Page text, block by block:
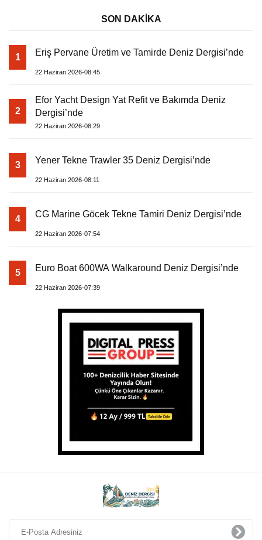
SON DAKİKA
1 Eriş Pervane Üretim ve Tamirde Deniz Dergisi’nde
22 Haziran 2026-08:45
2
Efor Yacht Design Yat Refit ve Bakımda Deniz
Dergisi’nde
22 Haziran 2026-08:29
3 Yener Tekne Trawler 35 Deniz Dergisi’nde
22 Haziran 2026-08:11
4 CG Marine Göcek Tekne Tamiri Deniz Dergisi’nde
22 Haziran 2026-07:54
5 Euro Boat 600WA Walkaround Deniz Dergisi’nde
22 Haziran 2026-07:39